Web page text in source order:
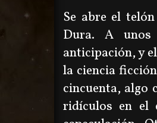
Se abre el
Dura. A
anticipación, y
la ciencia
cincuenta, algo
ridículos en el